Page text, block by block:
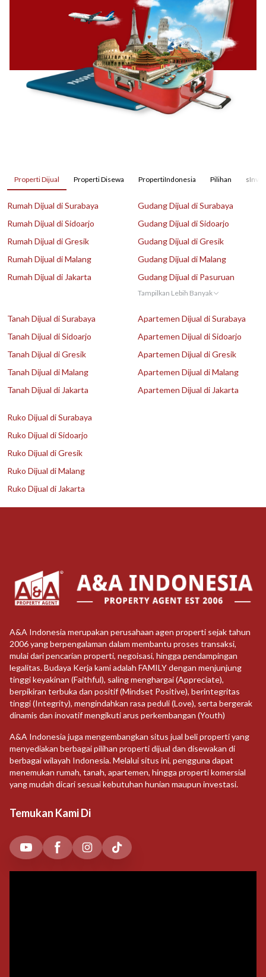
Properti Dijual Properti Disewa PropertiIndonesia Pilihan
Rumah Dijual di Surabaya
Rumah Dijual di Sidoarjo
Rumah Dijual di Gresik
Rumah Dijual di Malang
Rumah Dijual di Jakarta
Gudang Dijual di Surabaya
Gudang Dijual di Sidoarjo
Gudang Dijual di Gresik
Gudang Dijual di Malang
Gudang Dijual di Pasuruan
Tampilkan Lebih Banyak
Tanah Dijual di Surabaya
Tanah Dijual di Sidoarjo
Tanah Dijual di Gresik
Tanah Dijual di Malang
Tanah Dijual di Jakarta
Apartemen Dijual di Surabaya
Apartemen Dijual di Sidoarjo
Apartemen Dijual di Gresik
Apartemen Dijual di Malang
Apartemen Dijual di Jakarta
Ruko Dijual di Surabaya
Ruko Dijual di Sidoarjo
Ruko Dijual di Gresik
Ruko Dijual di Malang
Ruko Dijual di Jakarta
A&A Indonesia merupakan perusahaan agen properti sejak tahun
2006 yang berpengalaman dalam membantu proses transaksi,
mulai dari pencarian properti, negoisasi, hingga pendampingan
legalitas. Budaya Kerja kami adalah FAMILY dengan menjunjung
tinggi keyakinan (Faithful), saling menghargai (Appreciate),
berpikiran terbuka dan positif (Mindset Positive), berintegritas
tinggi (Integrity), mengindahkan rasa peduli (Love), serta bergerak
dinamis dan inovatif mengikuti arus perkembangan (Youth)
A&A Indonesia juga mengembangkan situs jual beli properti yang
menyediakan berbagai pilihan properti dijual dan disewakan di
berbagai wilayah Indonesia. Melalui situs ini, pengguna dapat
menemukan rumah, tanah, apartemen, hingga properti komersial
yang mudah dicari sesuai kebutuhan hunian maupun investasi.
Temukan Kami Di